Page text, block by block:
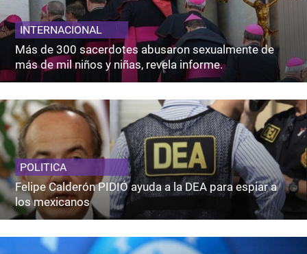
INTERNACIONAL
Más de 300 sacerdotes abusaron sexualmente de
más de mil niños y niñas, revela informe.
POLITICA
Felipe Calderón PIDIÓ ayuda a la DEA para espiar a
los mexicanos